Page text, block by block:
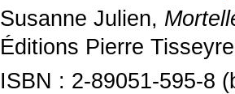
Susanne Julien,
Éditions Pierre
ISBN : 2-89051-595-8